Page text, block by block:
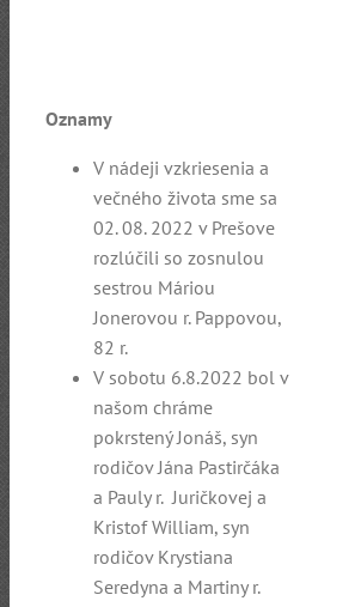
Oznamy
V nádeji vzkriesenia a
večného života sme sa
02. 08. 2022 v Prešove
rozlúčili so zosnulou
sestrou Máriou
Jonerovou r. Pappovou,
82 r.
V sobotu 6.8.2022 bol v
našom chráme
pokrstený Jonáš, syn
rodičov Jána Pastirčáka
a Pauly r. Juričkovej a
Kristof William, syn
rodičov Krystiana
Seredyna a Martiny r.